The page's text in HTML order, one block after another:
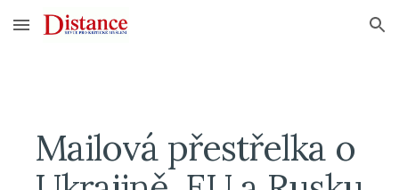
Skip to main content Skip to navigation
Mailová přestřelka o